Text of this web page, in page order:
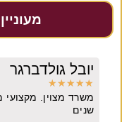
יובל גולדברגר
★
★
★
★
★
משרד מצוין. מקצועי
שנים